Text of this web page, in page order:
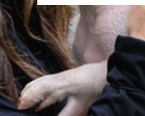
31.10.2025
Tulevat